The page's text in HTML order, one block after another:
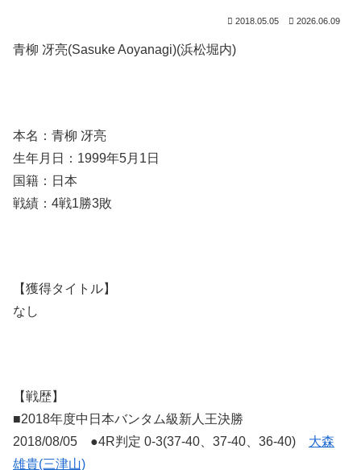
2018.05.05 2026.06.09
青柳 冴亮(Sasuke Aoyanagi)(浜松堀内)
本名：青柳 冴亮
生年月日：1999年5月1日
国籍：日本
戦績：4戦1勝3敗
【獲得タイトル】
なし
【戦歴】
■2018年度中日本バンタム級新人王決勝
2018/08/05 ●4R判定 0-3(37-40、37-40、36-40) 大森
雄貴(三津山)